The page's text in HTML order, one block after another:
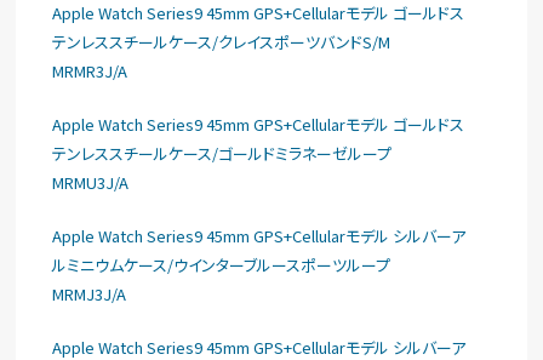
Apple Watch Series9 45mm GPS+Cellularモデル ゴールドス
テンレススチールケース/クレイスポーツバンドS/M
MRMR3J/A
Apple Watch Series9 45mm GPS+Cellularモデル ゴールドス
テンレススチールケース/ゴールドミラネーゼループ
MRMU3J/A
Apple Watch Series9 45mm GPS+Cellularモデル シルバーア
ルミニウムケース/ウインターブルースポーツループ
MRMJ3J/A
Apple Watch Series9 45mm GPS+Cellularモデル シルバーア